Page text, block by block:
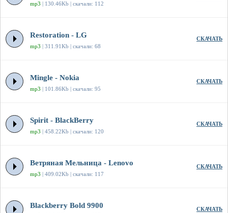
mp3 | 130.46Kb | скачали: 112
Restoration - LG
mp3 | 311.91Kb | скачали: 68
СКАЧАТЬ
Mingle - Nokia
mp3 | 101.86Kb | скачали: 95
СКАЧАТЬ
Spirit - BlackBerry
mp3 | 458.22Kb | скачали: 120
СКАЧАТЬ
Ветряная Мельница - Lenovo
mp3 | 409.02Kb | скачали: 117
СКАЧАТЬ
Blackberry Bold 9900 СКАЧАТЬ